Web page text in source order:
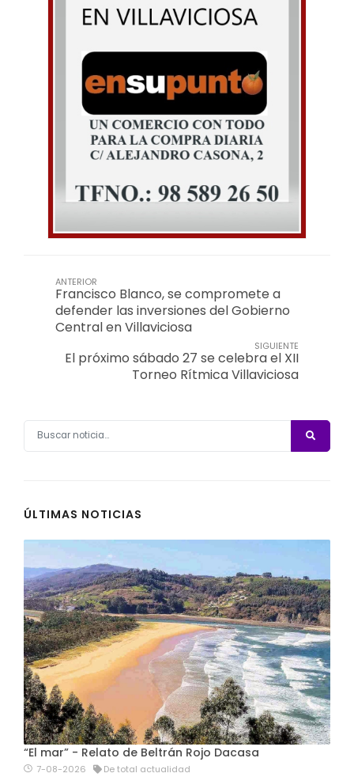
ANTERIOR
Francisco Blanco, se compromete a
defender las inversiones del Gobierno
Central en Villaviciosa
SIGUIENTE
El próximo sábado 27 se celebra el XII
Torneo Rítmica Villaviciosa
ÚLTIMAS NOTICIAS
“El mar” - Relato de Beltrán Rojo Dacasa
7-08-2026 De total actualidad